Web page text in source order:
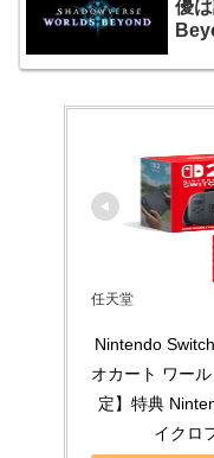
優
任天堂
Nintendo
オカート ワー
定】特典
イクロ